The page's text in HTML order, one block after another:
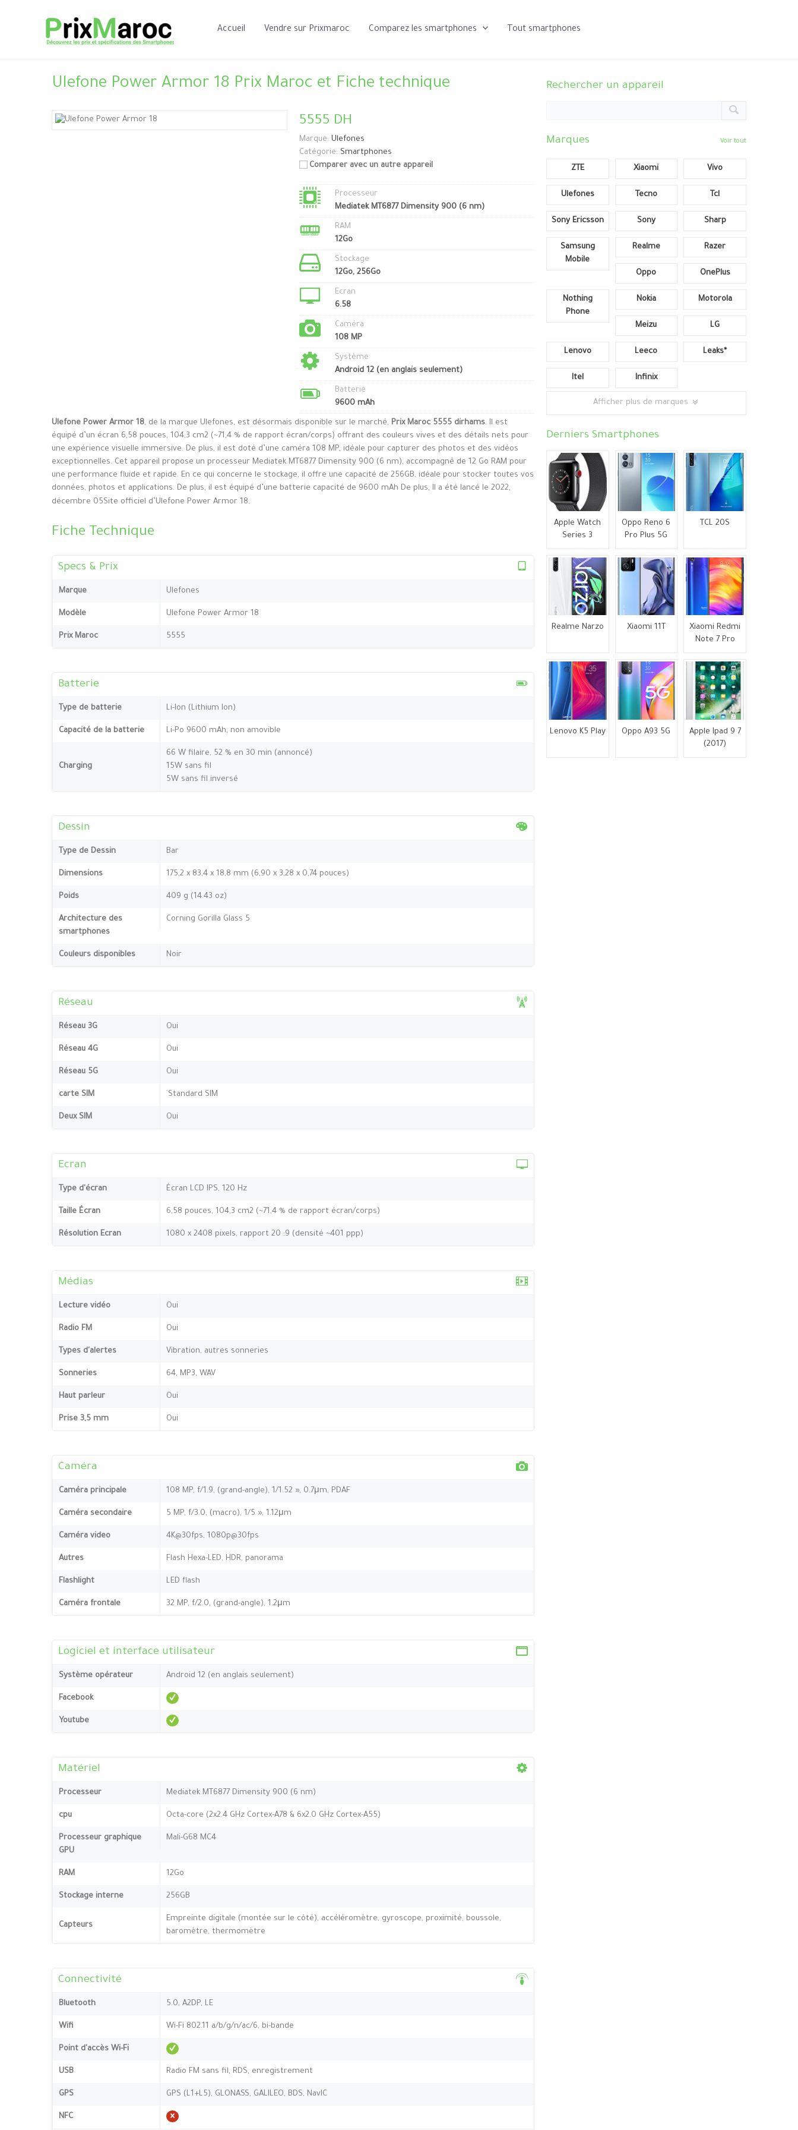
Accueil Vendre sur Prixmaroc Comparez les smartphones Tout smartphones
Ulefone Power Armor 18 Prix Maroc et Fiche technique
5555 DH
Marque: Ulefones
Catégorie: Smartphones
Comparer avec un autre appareil
Processeur
Mediatek MT6877 Dimensity 900 (6 nm)
RAM
12Go
Stockage
12Go, 256Go
Ecran
6.58
Caméra
108 MP
Système
Android 12 (en anglais seulement)
Batterie
9600 mAh
Ulefone Power Armor 18, de la marque Ulefones, est désormais disponible sur le marché, Prix Maroc 5555 dirhams. Il est
équipé d’un écran 6,58 pouces, 104,3 cm2 (~71,4 % de rapport écran/corps) offrant des couleurs vives et des détails nets pour
une expérience visuelle immersive. De plus, il est doté d’une caméra 108 MP, idéale pour capturer des photos et des vidéos
exceptionnelles. Cet appareil propose un processeur Mediatek MT6877 Dimensity 900 (6 nm), accompagné de 12 Go RAM pour
une performance fluide et rapide. En ce qui concerne le stockage, il offre une capacité de 256GB, idéale pour stocker toutes vos
données, photos et applications. De plus, il est équipé d’une batterie capacité de 9600 mAh De plus, Il a été lancé le 2022,
décembre 05Site officiel d’Ulefone Power Armor 18.
Fiche Technique
Specs & Prix
Marque Ulefones
Modèle Ulefone Power Armor 18
Prix Maroc 5555
Batterie
Type de batterie Li-Ion (Lithium Ion)
Capacité de la batterie Li-Po 9600 mAh, non amovible
Charging
66 W filaire, 52 % en 30 min (annoncé)
15W sans fil
5W sans fil inversé
Dessin
Type de Dessin Bar
Dimensions 175,2 x 83,4 x 18,8 mm (6,90 x 3,28 x 0,74 pouces)
Poids 409 g (14.43 oz)
Architecture des
smartphones
Corning Gorilla Glass 5
Couleurs disponibles Noir
Réseau
Réseau 3G Oui
Réseau 4G Oui
Réseau 5G Oui
carte SIM `Standard SIM
Deux SIM Oui
Ecran
Type d'écran Écran LCD IPS, 120 Hz
Taille Écran 6,58 pouces, 104,3 cm2 (~71,4 % de rapport écran/corps)
Résolution Ecran 1080 x 2408 pixels, rapport 20 :9 (densité ~401 ppp)
Médias
Lecture vidéo Oui
Radio FM Oui
Types d'alertes Vibration, autres sonneries
Sonneries 64, MP3, WAV
Haut parleur Oui
Prise 3,5 mm Oui
Caméra
Caméra principale 108 MP, f/1.9, (grand-angle), 1/1.52 », 0.7μm, PDAF
Caméra secondaire 5 MP, f/3.0, (macro), 1/5 », 1.12μm
Caméra video 4K@30fps, 1080p@30fps
Autres Flash Hexa-LED, HDR, panorama
Flashlight LED flash
Caméra frontale 32 MP, f/2.0, (grand-angle), 1.2μm
Logiciel et interface utilisateur
Système opérateur Android 12 (en anglais seulement)
Facebook
Youtube
Matériel
Processeur Mediatek MT6877 Dimensity 900 (6 nm)
cpu Octa-core (2x2.4 GHz Cortex-A78 & 6x2.0 GHz Cortex-A55)
Processeur graphique
GPU
Mali-G68 MC4
RAM 12Go
Stockage interne 256GB
Capteurs
Empreinte digitale (montée sur le côté), accéléromètre, gyroscope, proximité, boussole,
baromètre, thermomètre
Connectivité
Bluetooth 5.0, A2DP, LE
Wifi Wi-Fi 802.11 a/b/g/n/ac/6, bi-bande
Point d'accès Wi-Fi
USB Radio FM sans fil, RDS, enregistrement
GPS GPS (L1+L5), GLONASS, GALILEO, BDS, NavIC
NFC
Rechercher un appareil
Marques Voir tout
ZTE Xiaomi Vivo
Ulefones Tecno Tcl
Sony Ericsson Sony Sharp
Samsung
Mobile
Realme Razer
Oppo OnePlus
Nothing
Phone
Nokia Motorola
Meizu LG
Lenovo Leeco Leaks*
Itel Infinix
Afficher plus de marques
Derniers Smartphones
Apple Watch
Series 3
Oppo Reno 6
Pro Plus 5G
TCL 20S
Realme Narzo Xiaomi 11T
Xiaomi Redmi
Note 7 Pro
Lenovo K5 Play Oppo A93 5G
Apple Ipad 9 7
(2017)